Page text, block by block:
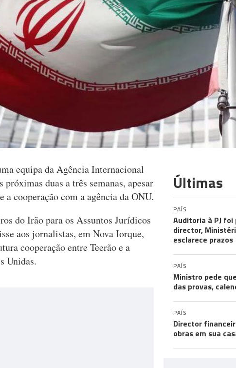
equipa da Agência Internacional
duas a três semanas, apesar
a cooperação com a agência da ONU.
do Irão para os Assuntos Jurídicos
aos jornalistas, em Nova Iorque,
cooperação entre Teerão e a
Unidas.
Últimas
PAÍS
Auditoria à PJ
director,
esclarece prazos
PAÍS
Ministro pede
das provas,
PAÍS
Director
obras em sua